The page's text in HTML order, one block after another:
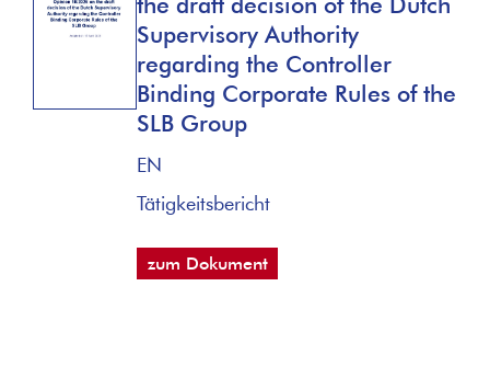
Supervisory Authority
regarding the Controller
Binding Corporate Rules of the
SLB Group
EN
Tätigkeitsbericht
zum Dokument